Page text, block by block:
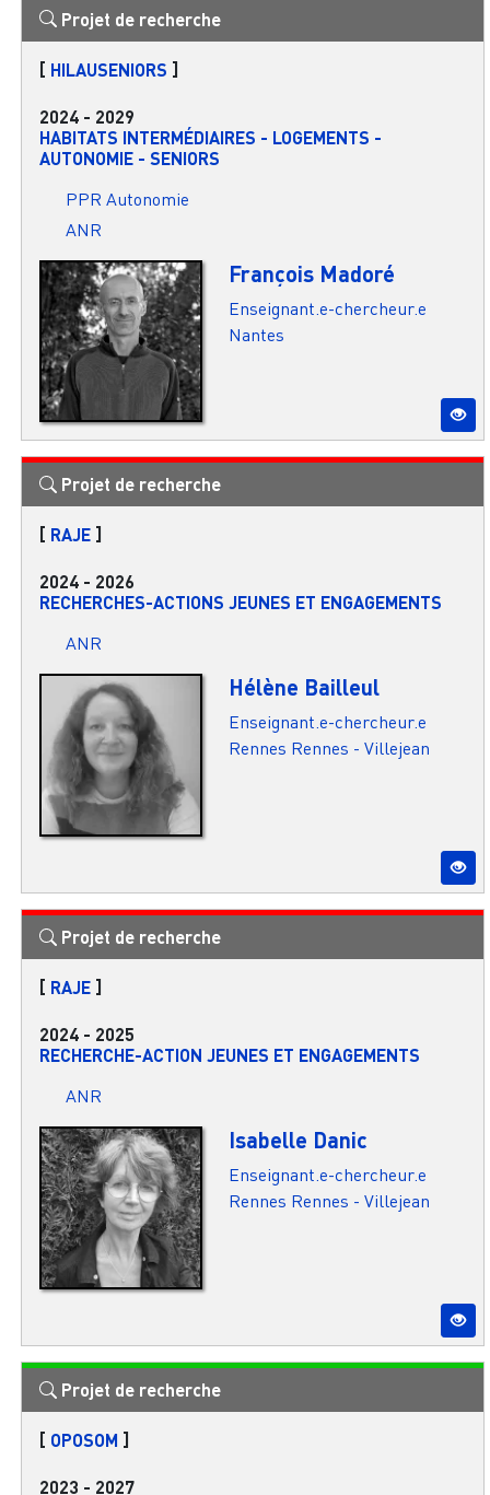
Projet de recherche
[ HILAUSENIORS ]
2024 - 2029
HABITATS INTERMÉDIAIRES - LOGEMENTS -
AUTONOMIE - SENIORS
PPR Autonomie
ANR
François Madoré
Enseignant.e-chercheur.e
Nantes
Projet de recherche
[ RAJE ]
2024 - 2026
RECHERCHES-ACTIONS JEUNES ET ENGAGEMENTS
ANR
Hélène Bailleul
Enseignant.e-chercheur.e
Rennes Rennes - Villejean
Projet de recherche
[ RAJE ]
2024 - 2025
RECHERCHE-ACTION JEUNES ET ENGAGEMENTS
ANR
Isabelle Danic
Enseignant.e-chercheur.e
Rennes Rennes - Villejean
Projet de recherche
[ OPOSOM ]
2023 - 2027